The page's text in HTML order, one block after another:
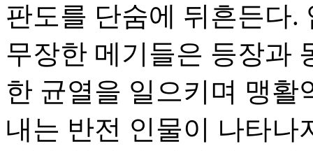
판도를 단숨에 뒤흔든다.
무장한 메기들은 등장과
한 균열을 일으키며 맹활
내는 반전 인물이 나타나